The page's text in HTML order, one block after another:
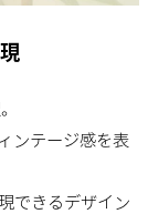
ンテージ感を表
できるデザイン